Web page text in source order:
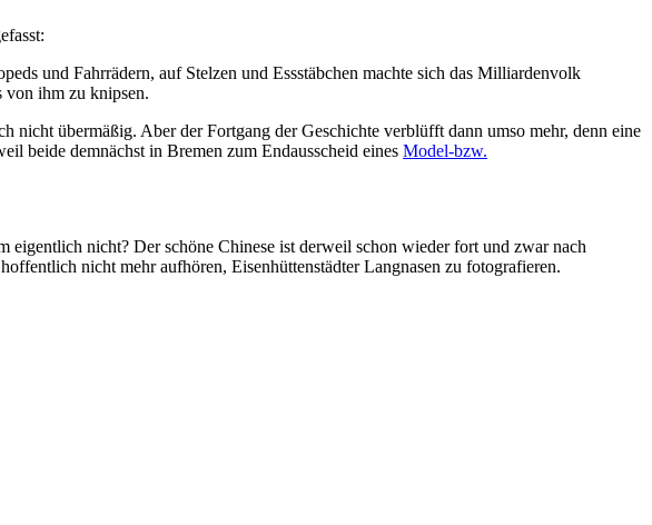
und Fahrrädern, auf Stelzen und Essstäbchen machte sich das Milliardenvolk
von ihm zu knipsen.
nicht übermäßig. Aber der Fortgang der Geschichte verblüfft dann umso mehr, denn eine
beide demnächst in Bremen zum Endausscheid eines Model-bzw.
eigentlich nicht? Der schöne Chinese ist derweil schon wieder fort und zwar nach
nicht mehr aufhören, Eisenhüttenstädter Langnasen zu fotografieren.